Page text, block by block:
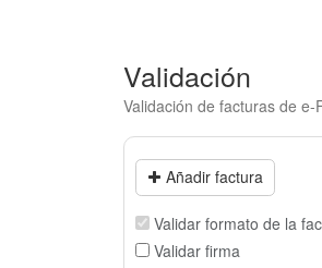
Validación
Validación de facturas de e-
Añadir factura
Validar formato de la
Validar firma